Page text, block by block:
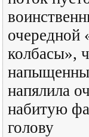
очередной
колбасы»,
напялила
набитую
голову